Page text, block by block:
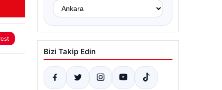
Bizi Takip Edin